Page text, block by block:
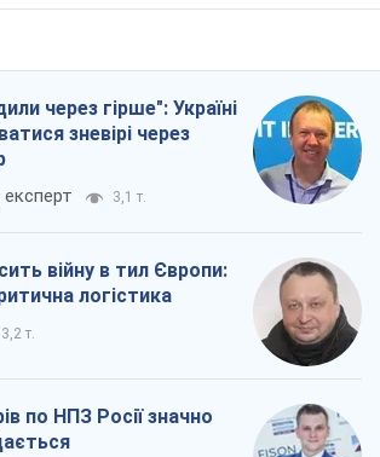
через гірше": Україні
зневірі через
3,1 т.
війну в тил Європи:
логістика
т.
по НПЗ Росії значно